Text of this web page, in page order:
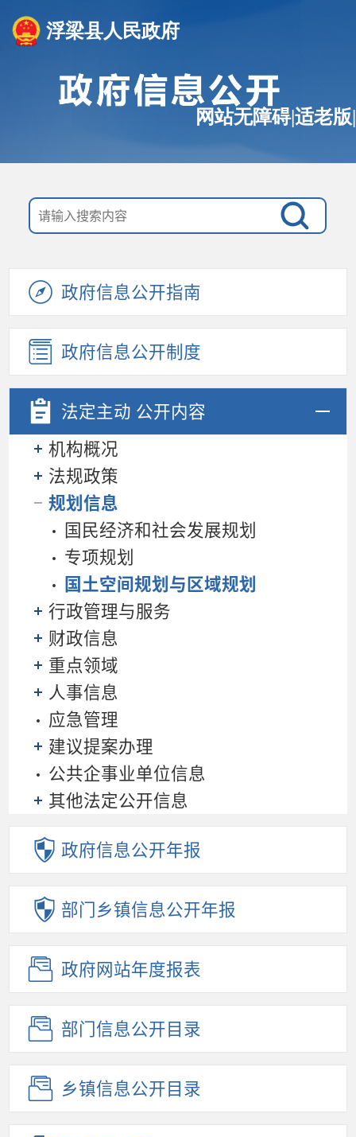
浮梁县人民政府
网站无障碍|适老版|
政府信息公开指南
政府信息公开制度
法定主动 公开内容
机构概况
法规政策
规划信息
国民经济和社会发展规划
专项规划
国土空间规划与区域规划
行政管理与服务
财政信息
重点领域
人事信息
应急管理
建议提案办理
公共企事业单位信息
其他法定公开信息
政府信息公开年报
部门乡镇信息公开年报
政府网站年度报表
部门信息公开目录
乡镇信息公开目录